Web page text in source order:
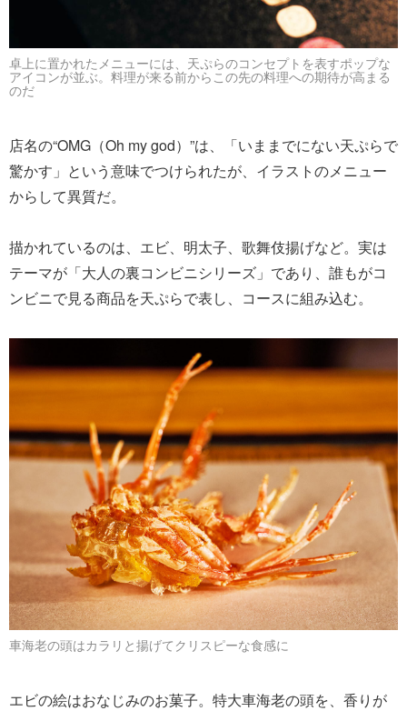
卓上に置かれたメニューには、天ぷらのコンセプトを表すポップな
アイコンが並ぶ。料理が来る前からこの先の料理への期待が高まる
のだ
店名の“OMG（Oh my god）”は、「いままでにない天ぷらで
驚かす」という意味でつけられたが、イラストのメニュー
からして異質だ。
描かれているのは、エビ、明太子、歌舞伎揚げなど。実は
テーマが「大人の裏コンビニシリーズ」であり、誰もがコ
ンビニで見る商品を天ぷらで表し、コースに組み込む。
車海老の頭はカラリと揚げてクリスピーな食感に
エビの絵はおなじみのお菓子。特大車海老の頭を、香りが